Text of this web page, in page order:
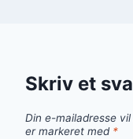
Skriv et
Din e-mailadresse
er markeret med *